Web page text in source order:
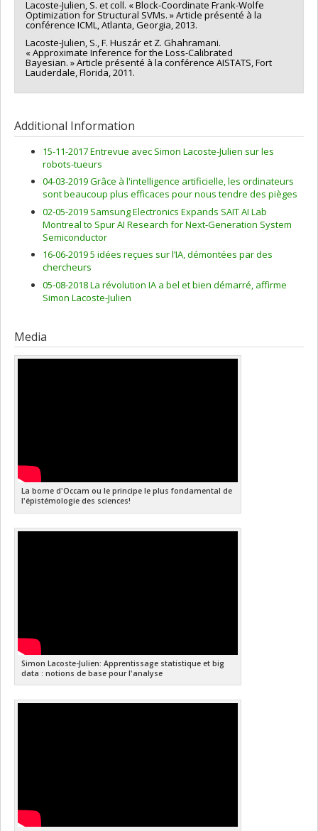
Lacoste-Julien, S. et coll. « Block-Coordinate Frank-Wolfe
Optimization for Structural SVMs. » Article présenté à la
conférence ICML, Atlanta, Georgia, 2013.
Lacoste-Julien, S., F. Huszár et Z. Ghahramani.
« Approximate Inference for the Loss-Calibrated
Bayesian. » Article présenté à la conférence AISTATS, Fort
Lauderdale, Florida, 2011.
Additional Information
15-11-2017 Entrevue avec Simon Lacoste-Julien sur les
robots-tueurs
04-03-2019 Grâce à l'intelligence artificielle, les ordinateurs
sont beaucoup plus efficaces pour nous tendre des pièges
02-05-2019 Samsung Electronics Expands SAIT AI Lab
Montreal to Spur AI Research for Next-Generation System
Semiconductor
16-06-2019 5 idées reçues sur l’IA, démontées par des
chercheurs
05-08-2018 La révolution IA a bel et bien démarré, affirme
Simon Lacoste-Julien
Media
La borne d'Occam ou le principe le plus fondamental de
l'épistémologie des sciences!
Simon Lacoste-Julien: Apprentissage statistique et big
data : notions de base pour l'analyse